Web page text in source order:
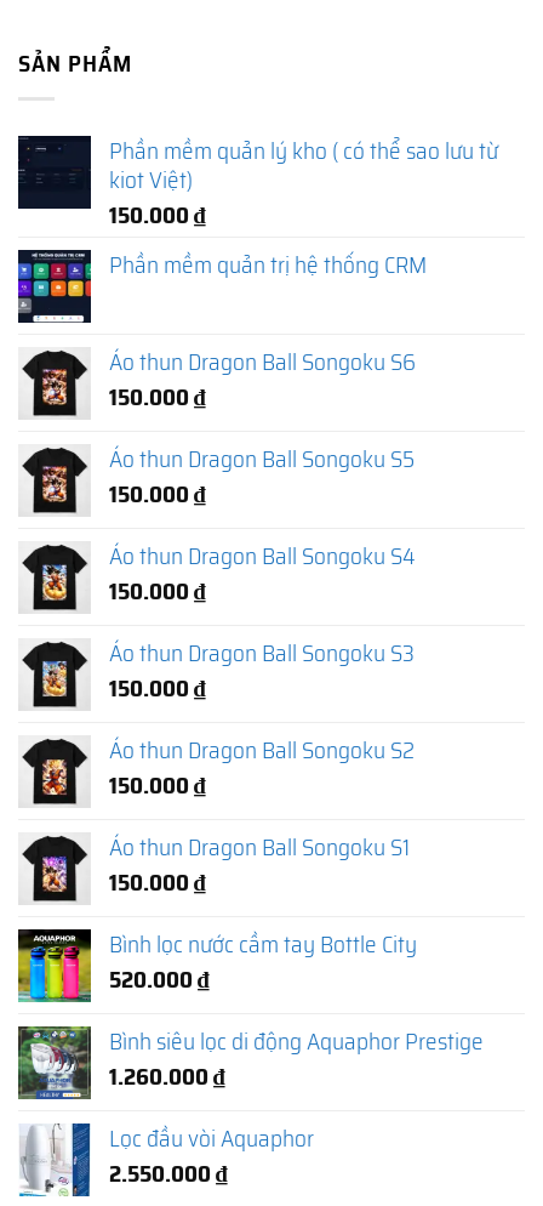
SẢN PHẨM
Phần mềm quản lý kho ( có thể sao lưu từ
kiot Việt)
150.000₫
Phần mềm quản trị hệ thống CRM
Áo thun Dragon Ball Songoku S6
150.000₫
Áo thun Dragon Ball Songoku S5
150.000₫
Áo thun Dragon Ball Songoku S4
150.000₫
Áo thun Dragon Ball Songoku S3
150.000₫
Áo thun Dragon Ball Songoku S2
150.000₫
Áo thun Dragon Ball Songoku S1
150.000₫
Bình lọc nước cầm tay Bottle City
520.000₫
Bình siêu lọc di động Aquaphor Prestige
1.260.000₫
Lọc đầu vòi Aquaphor
2.550.000₫